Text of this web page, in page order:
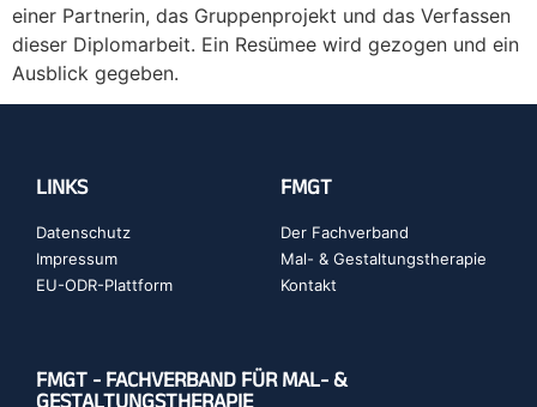
einer Partnerin, das Gruppenprojekt und das Verfassen
dieser Diplomarbeit. Ein Resümee wird gezogen und ein
Ausblick gegeben.
LINKS
Datenschutz
Impressum
EU-ODR-Plattform
FMGT
Der Fachverband
Mal- & Gestaltungstherapie
Kontakt
FMGT - FACHVERBAND FÜR MAL- &
GESTALTUNGSTHERAPIE